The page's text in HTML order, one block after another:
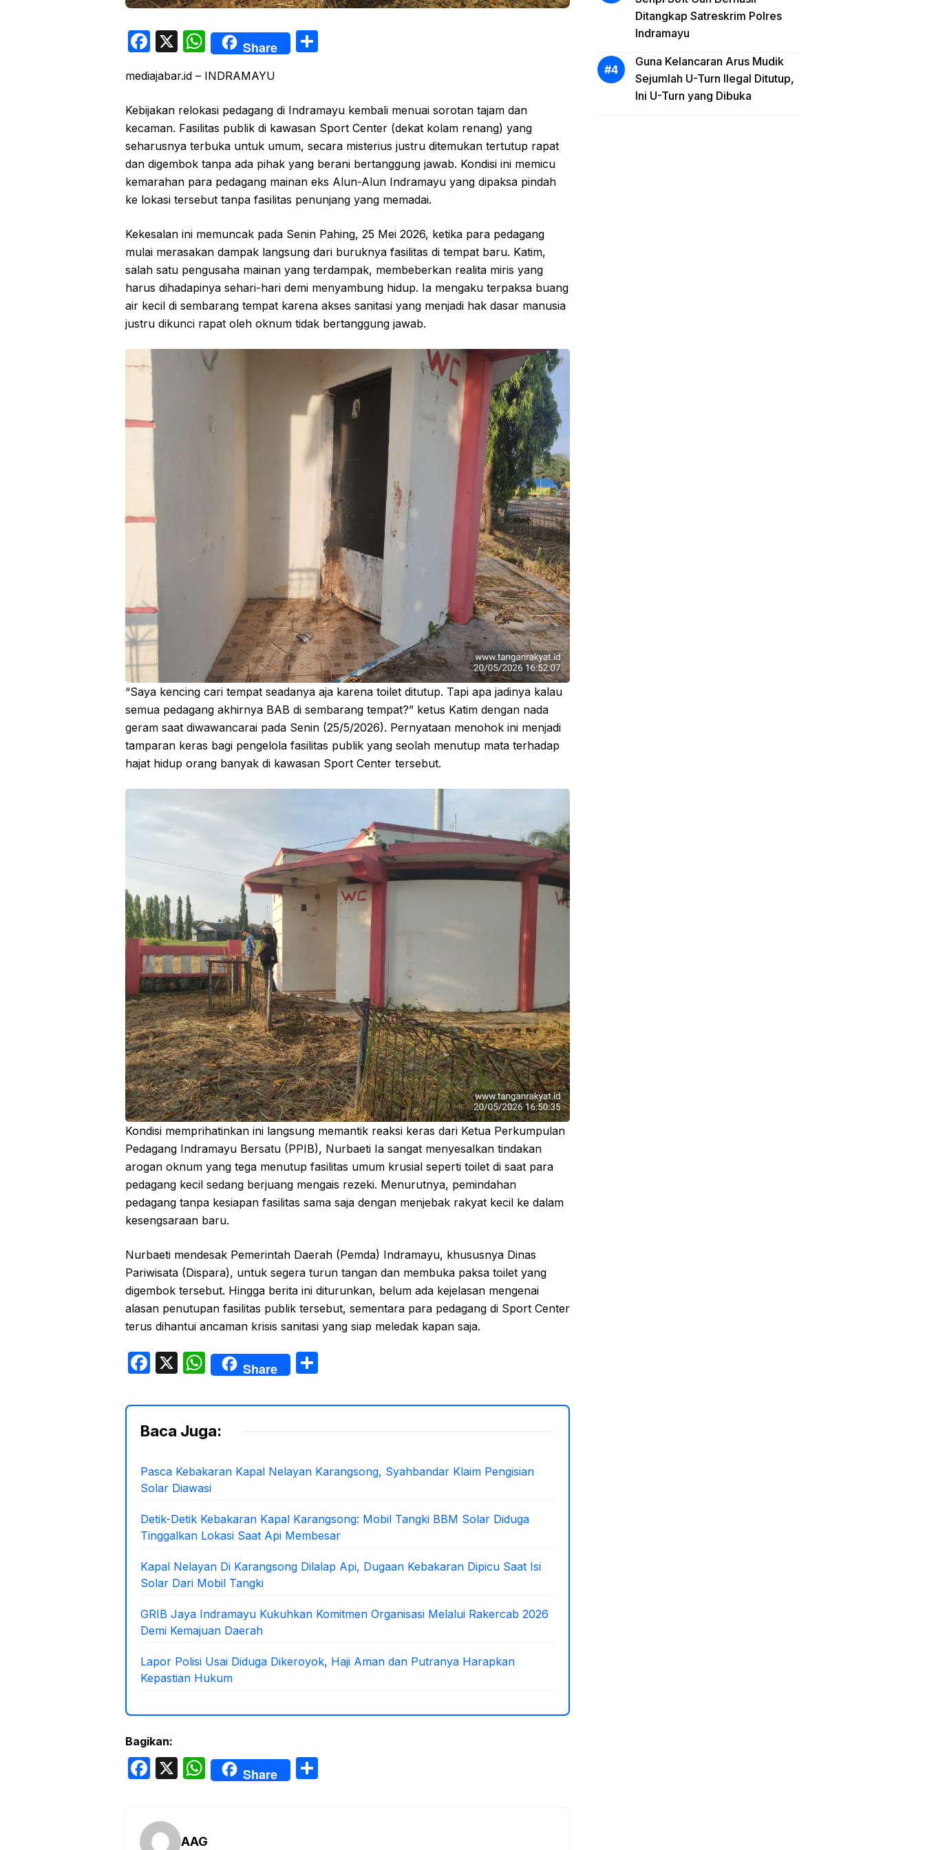
F
c
e
b
o
o
k
X
W
h
at
s
A
p
p
Share
e
mediajabar.id – INDRAMAYU
Kebijakan relokasi pedagang di Indramayu kembali menuai sorotan tajam dan
kecaman. Fasilitas publik di kawasan Sport Center (dekat kolam renang) yang
seharusnya terbuka untuk umum, secara misterius justru ditemukan tertutup rapat
dan digembok tanpa ada pihak yang berani bertanggung jawab. Kondisi ini memicu
kemarahan para pedagang mainan eks Alun-Alun Indramayu yang dipaksa pindah
ke lokasi tersebut tanpa fasilitas penunjang yang memadai.
Kekesalan ini memuncak pada Senin Pahing, 25 Mei 2026, ketika para pedagang
mulai merasakan dampak langsung dari buruknya fasilitas di tempat baru. Katim,
salah satu pengusaha mainan yang terdampak, membeberkan realita miris yang
harus dihadapinya sehari-hari demi menyambung hidup. Ia mengaku terpaksa buang
air kecil di sembarang tempat karena akses sanitasi yang menjadi hak dasar manusia
justru dikunci rapat oleh oknum tidak bertanggung jawab.
“Saya kencing cari tempat seadanya aja karena toilet ditutup. Tapi apa jadinya kalau
semua pedagang akhirnya BAB di sembarang tempat?” ketus Katim dengan nada
geram saat diwawancarai pada Senin (25/5/2026). Pernyataan menohok ini menjadi
tamparan keras bagi pengelola fasilitas publik yang seolah menutup mata terhadap
hajat hidup orang banyak di kawasan Sport Center tersebut.
Kondisi memprihatinkan ini langsung memantik reaksi keras dari Ketua Perkumpulan
Pedagang Indramayu Bersatu (PPIB), Nurbaeti Ia sangat menyesalkan tindakan
arogan oknum yang tega menutup fasilitas umum krusial seperti toilet di saat para
pedagang kecil sedang berjuang mengais rezeki. Menurutnya, pemindahan
pedagang tanpa kesiapan fasilitas sama saja dengan menjebak rakyat kecil ke dalam
kesengsaraan baru.
Nurbaeti mendesak Pemerintah Daerah (Pemda) Indramayu, khususnya Dinas
Pariwisata (Dispara), untuk segera turun tangan dan membuka paksa toilet yang
digembok tersebut. Hingga berita ini diturunkan, belum ada kejelasan mengenai
alasan penutupan fasilitas publik tersebut, sementara para pedagang di Sport Center
terus dihantui ancaman krisis sanitasi yang siap meledak kapan saja.
F
c
e
o
o
k
X
W
h
at
s
p
p
Share
ar
Baca Juga:
Pasca Kebakaran Kapal Nelayan Karangsong, Syahbandar Klaim Pengisian
Solar Diawasi
Detik-Detik Kebakaran Kapal Karangsong: Mobil Tangki BBM Solar Diduga
Tinggalkan Lokasi Saat Api Membesar
Kapal Nelayan Di Karangsong Dilalap Api, Dugaan Kebakaran Dipicu Saat Isi
Solar Dari Mobil Tangki
GRIB Jaya Indramayu Kukuhkan Komitmen Organisasi Melalui Rakercab 2026
Demi Kemajuan Daerah
Lapor Polisi Usai Diduga Dikeroyok, Haji Aman dan Putranya Harapkan
Kepastian Hukum
Bagikan:
F
e
X
W
h
s
Share
AAG
Ditangkap Satreskrim Polres
Indramayu
Guna Kelancaran Arus Mudik
Sejumlah U-Turn Ilegal Ditutup,
Ini U-Turn yang Dibuka